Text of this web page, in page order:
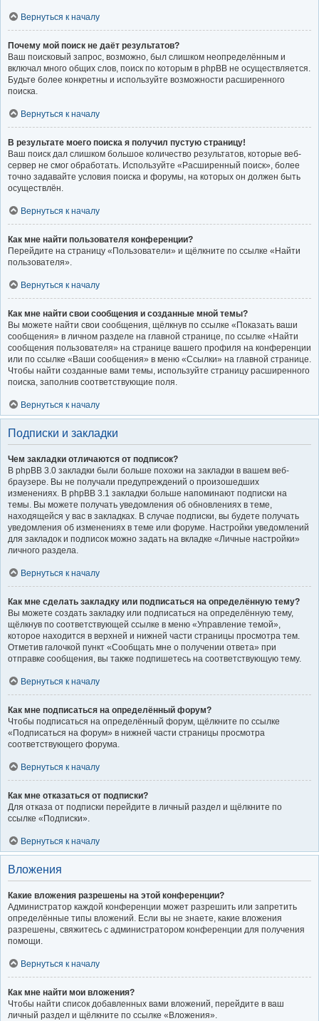
Вернуться к началу
Почему мой поиск не даёт результатов?
Ваш поисковый запрос, возможно, был слишком неопределённым и
включал много общих слов, поиск по которым в phpBB не осуществляется.
Будьте более конкретны и используйте возможности расширенного
поиска.
Вернуться к началу
В результате моего поиска я получил пустую страницу!
Ваш поиск дал слишком большое количество результатов, которые веб-
сервер не смог обработать. Используйте «Расширенный поиск», более
точно задавайте условия поиска и форумы, на которых он должен быть
осуществлён.
Вернуться к началу
Как мне найти пользователя конференции?
Перейдите на страницу «Пользователи» и щёлкните по ссылке «Найти
пользователя».
Вернуться к началу
Как мне найти свои сообщения и созданные мной темы?
Вы можете найти свои сообщения, щёлкнув по ссылке «Показать ваши
сообщения» в личном разделе на главной странице, по ссылке «Найти
сообщения пользователя» на странице вашего профиля на конференции
или по ссылке «Ваши сообщения» в меню «Ссылки» на главной странице.
Чтобы найти созданные вами темы, используйте страницу расширенного
поиска, заполнив соответствующие поля.
Вернуться к началу
Подписки и закладки
Чем закладки отличаются от подписок?
В phpBB 3.0 закладки были больше похожи на закладки в вашем веб-
браузере. Вы не получали предупреждений о произошедших
изменениях. В phpBB 3.1 закладки больше напоминают подписки на
темы. Вы можете получать уведомления об обновлениях в теме,
находящейся у вас в закладках. В случае подписки, вы будете получать
уведомления об изменениях в теме или форуме. Настройки уведомлений
для закладок и подписок можно задать на вкладке «Личные настройки»
личного раздела.
Вернуться к началу
Как мне сделать закладку или подписаться на определённую тему?
Вы можете создать закладку или подписаться на определённую тему,
щёлкнув по соответствующей ссылке в меню «Управление темой»,
которое находится в верхней и нижней части страницы просмотра тем.
Отметив галочкой пункт «Сообщать мне о получении ответа» при
отправке сообщения, вы также подпишетесь на соответствующую тему.
Вернуться к началу
Как мне подписаться на определённый форум?
Чтобы подписаться на определённый форум, щёлкните по ссылке
«Подписаться на форум» в нижней части страницы просмотра
соответствующего форума.
Вернуться к началу
Как мне отказаться от подписки?
Для отказа от подписки перейдите в личный раздел и щёлкните по
ссылке «Подписки».
Вернуться к началу
Вложения
Какие вложения разрешены на этой конференции?
Администратор каждой конференции может разрешить или запретить
определённые типы вложений. Если вы не знаете, какие вложения
разрешены, свяжитесь с администратором конференции для получения
помощи.
Вернуться к началу
Как мне найти мои вложения?
Чтобы найти список добавленных вами вложений, перейдите в ваш
личный раздел и щёлкните по ссылке «Вложения».